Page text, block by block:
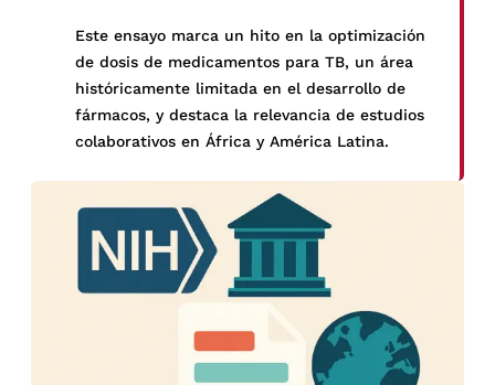
Este ensayo marca un hito en la optimización
de dosis de medicamentos para TB, un área
históricamente limitada en el desarrollo de
fármacos, y destaca la relevancia de estudios
colaborativos en África y América Latina.